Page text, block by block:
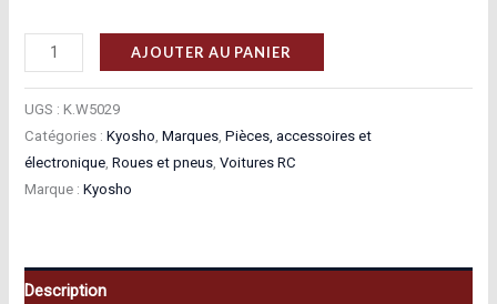
quantité
de
Kyosho
Jantes
avant
buggy
jaune
AJOUTER AU PANIER
UGS :K.W5029
Catégories :Kyosho ,Marques ,Pièces, accessoires et
électronique ,Roues et pneus ,Voitures RC
Marque :Kyosho
Description